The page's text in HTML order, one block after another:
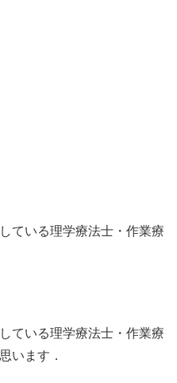
ている理学療法士・作業療
ている理学療法士・作業療
います．